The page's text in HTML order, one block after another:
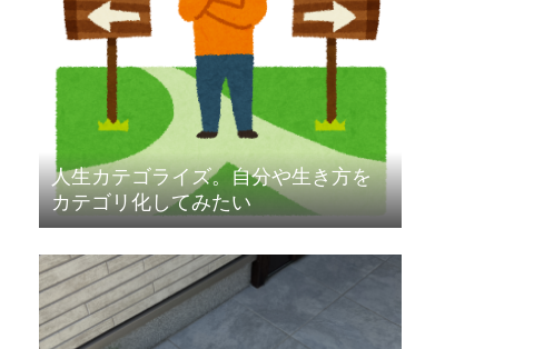
人生カテゴライズ。自分や生き方を
カテゴリ化してみたい